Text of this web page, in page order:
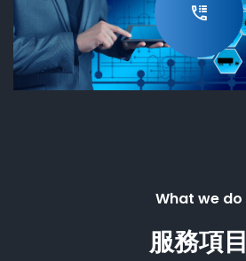
What we do
服務項目